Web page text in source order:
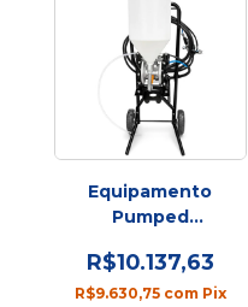
Equipamento
Pumped
Profissional
R$10.137,63
R$9.630,75 com Pix